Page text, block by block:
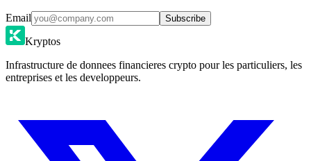
Email Subscribe
Kryptos
Infrastructure de donnees financieres crypto pour les particuliers, les
entreprises et les developpeurs.